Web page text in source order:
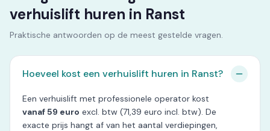
verhuislift huren in Ranst
Praktische antwoorden op de meest gestelde vragen.
Hoeveel kost een verhuislift huren in Ranst?
Een verhuislift met professionele operator kost
vanaf 59 euro excl. btw (71,39 euro incl. btw). De
exacte prijs hangt af van het aantal verdiepingen,